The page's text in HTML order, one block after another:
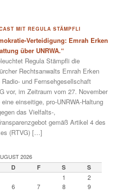
MIT REGULA STÄMPFLI
Verteidigung: Emrah Erken
über UNRWA.“
Regula Stämpfli die
Rechtsanwalts Emrah Erken
und Fernsehgesellschaft
vor, im Zeitraum vom 27. November
einseitige, pro-UNRWA-Haltung
das Vielfalts-,
gemäß Artikel 4 des
(RTVG) […]
2026
D F S S
1
2
6 7 8
9